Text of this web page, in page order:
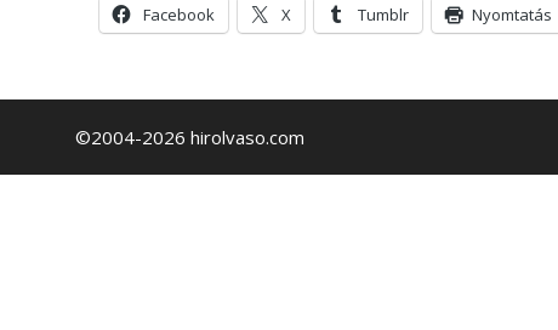
Facebook X Tumblr Nyomtatás
©2004-2026 hirolvaso.com